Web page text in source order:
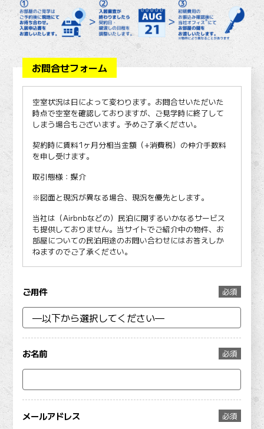
お問合せフォーム
ご用件 必須
お名前 必須
メールアドレス 必須
空室状況は日によって変わります。お問合せいただいた
時点で空室を確認しておりますが、ご見学時に終了して
しまう場合もございます。予めご了承ください。
契約時に賃料1ヶ月分相当金額（+消費税）の仲介手数料
を申し受けます。
取引態様：媒介
※図面と現況が異なる場合、現況を優先とします。
当社は（Airbnbなどの）民泊に関するいかなるサービス
も提供しておりません。当サイトでご紹介中の物件、お
部屋についての民泊用途のお問い合わせにはお答えしか
ねますのでご了承ください。